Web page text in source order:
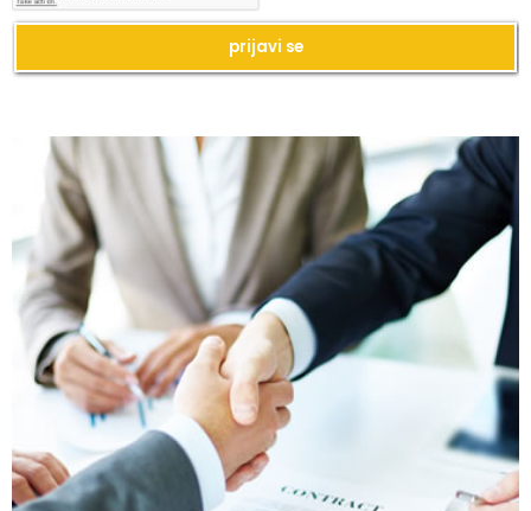
Kako da imate blistavu kožu bez skupih
tretmana?
Kako da se podmladite uz kreme sa
hijaluronom